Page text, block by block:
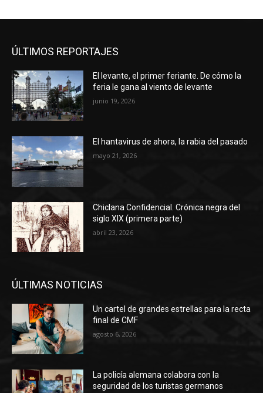
ÚLTIMOS REPORTAJES
El levante, el primer feriante. De cómo la
feria le gana al viento de levante
junio 19, 2026
El hantavirus de ahora, la rabia del pasado
mayo 21, 2026
Chiclana Confidencial. Crónica negra del
siglo XIX (primera parte)
abril 23, 2026
ÚLTIMAS NOTICIAS
Un cartel de grandes estrellas para la recta
final de CMF
agosto 6, 2026
La policía alemana colabora con la
seguridad de los turistas germanos